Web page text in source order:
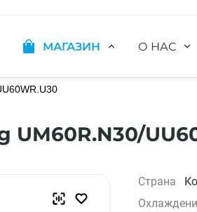
МАГАЗИН
Настенные кондиционеры
Оконные кондиционеры
Кассетные кондиционеры
Напольно-потолочные
Колонные кондиционеры
О НАС
Наши
Страна